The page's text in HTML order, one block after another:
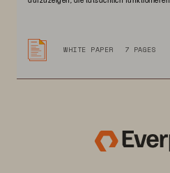
WHITE PAPER 7 PAGES